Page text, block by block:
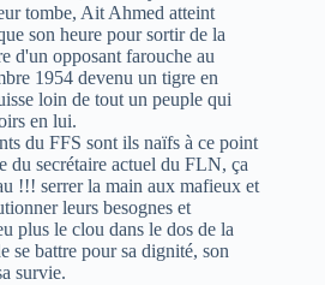
tombe, Ait Ahmed atteint
son heure pour sortir de la
d'un opposant farouche au
1954 devenu un tigre en
loin de tout un peuple qui
en lui.
du FFS sont ils naïfs à ce point
du secrétaire actuel du FLN, ça
!!! serrer la main aux mafieux et
leurs besognes et
plus le clou dans le dos de la
se battre pour sa dignité, son
survie.